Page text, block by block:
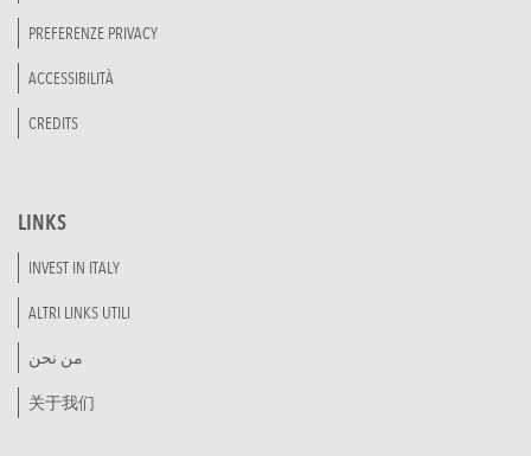
PREFERENZE PRIVACY
ACCESSIBILITÀ
CREDITS
LINKS
INVEST IN ITALY
ALTRI LINKS UTILI
من نحن
关于我们